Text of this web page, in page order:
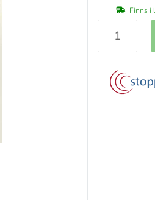
Finns i